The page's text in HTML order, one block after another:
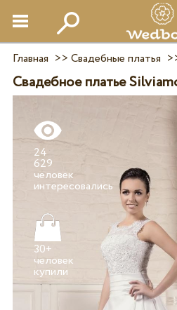
Главная >> Свадебные платья
Свадебное платье
24
629
человек
30+
человек